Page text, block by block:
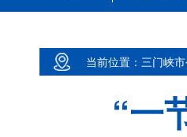
当前位置：三门峡
“一